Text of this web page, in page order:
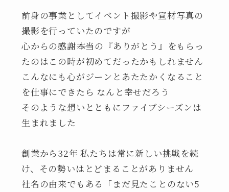
前身の事業としてイベント撮影や宣材写真の
撮影を行っていたのですが
心からの感謝――本当の『ありがとう』をもらっ
たのはこの時が初めてだったかもしれません
こんなにも心がジーンとあたたかくなること
を仕事にできたら なんと幸せだろう
そのような想いとともにファイブシーズンは
生まれました
創業から32年 私たちは常に新しい挑戦を続
け、その勢いはとどまることがありません
社名の由来でもある「まだ見たことのない5